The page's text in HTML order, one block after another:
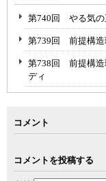
第740回 やる気の
第739回 前提構造
第738回 前提構造
ディ
コメント
コメントを投稿する